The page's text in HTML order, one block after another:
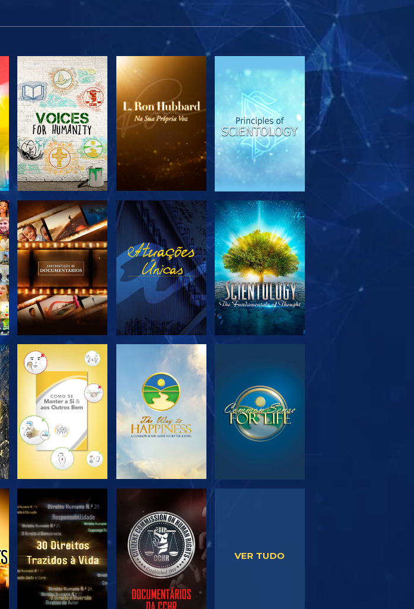
EXPLORAR A
SÉRIE
EXPLORAR A
SÉRIE
VER
EXPLORAR A
SÉRIE
EXPLORAR A
SÉRIE
VER VER
VER TUDO